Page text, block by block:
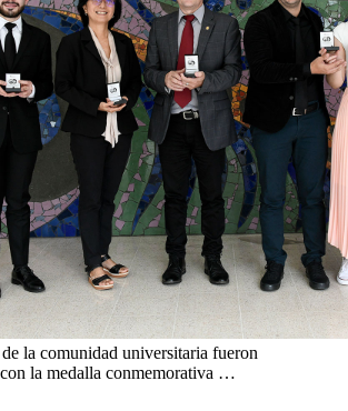
de la comunidad universitaria fueron
con la medalla conmemorativa …